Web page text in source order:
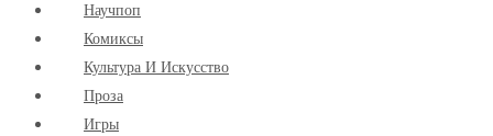
Научпоп
Комиксы
Культура И Искусство
Проза
Игры